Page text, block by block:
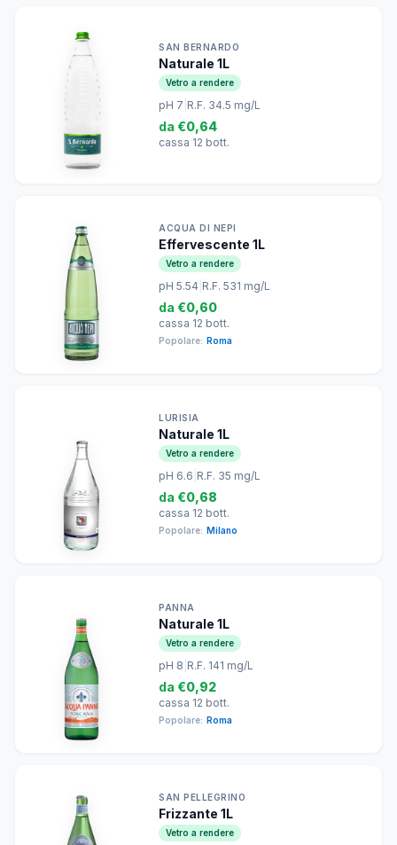
SAN BERNARDO
Naturale 1L
Vetro a rendere
pH 7 R.F. 34.5 mg/L
da €0,64
cassa 12 bott.
ACQUA DI NEPI
Effervescente 1L
Vetro a rendere
pH 5.54 R.F. 531 mg/L
da €0,60
cassa 12 bott.
Popolare: Roma
LURISIA
Naturale 1L
Vetro a rendere
pH 6.6 R.F. 35 mg/L
da €0,68
cassa 12 bott.
Popolare: Milano
PANNA
Naturale 1L
Vetro a rendere
pH 8 R.F. 141 mg/L
da €0,92
cassa 12 bott.
Popolare: Roma
SAN PELLEGRINO
Frizzante 1L
Vetro a rendere